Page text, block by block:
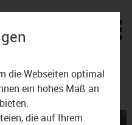
die Webseiten optimal
ein hohes Maß an
die auf Ihrem